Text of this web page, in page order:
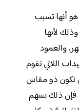
أنها تسبب
لأنها
والعمود
اللاتي تقوم
تكون ذو مقاس
فإن ذلك يسهم